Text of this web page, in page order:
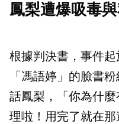
鳳梨遭爆吸毒
根據判決書，事件
「馮語婷」的臉書
話鳳梨，「你為什
理啦！用完了就在